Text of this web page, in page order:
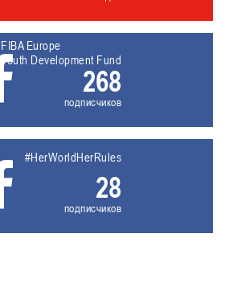
FIBA Europe
Youth Development Fund
268
подписчиков
#HerWorldHerRules
28
подписчиков